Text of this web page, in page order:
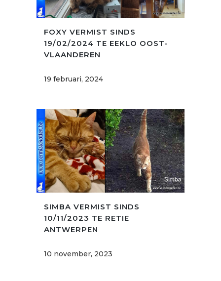
FOXY VERMIST SINDS
19/02/2024 TE EEKLO OOST-
VLAANDEREN
19 februari, 2024
SIMBA VERMIST SINDS
10/11/2023 TE RETIE
ANTWERPEN
10 november, 2023